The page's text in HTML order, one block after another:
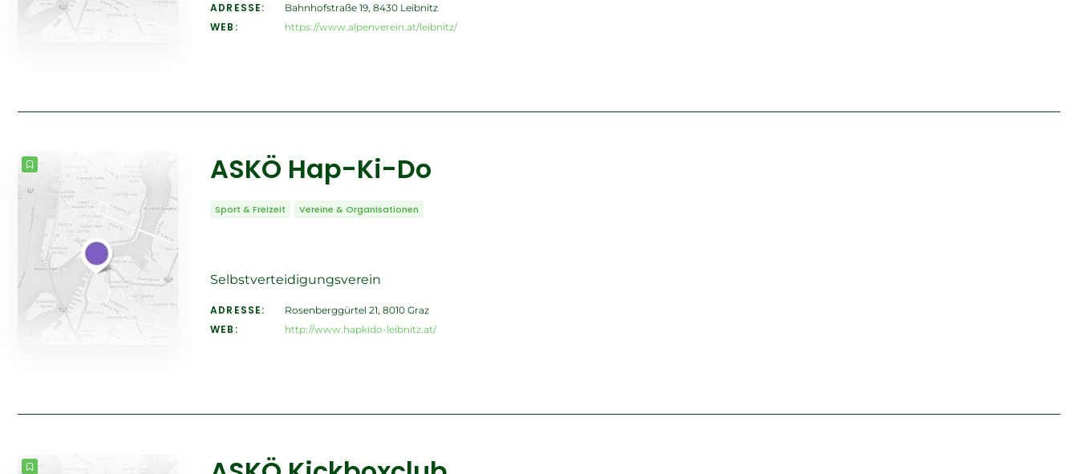
ADRESSE: Bahnhofstraße 19, 8430 Leibnitz
WEB: https://www.alpenverein.at/leibnitz/
ASKÖ Hap-Ki-Do
Sport & Freizeit Vereine & Organisationen
Selbstverteidigungsverein
ADRESSE: Rosenberggürtel 21, 8010 Graz
WEB: http://www.hapkido-leibnitz.at/